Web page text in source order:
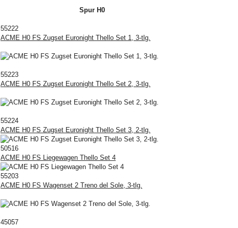
Spur H0
55222
ACME H0 FS Zugset Euronight Thello Set 1, 3-tlg.
55223
ACME H0 FS Zugset Euronight Thello Set 2, 3-tlg.
55224
ACME H0 FS Zugset Euronight Thello Set 3, 2-tlg.
50516
ACME H0 FS Liegewagen Thello Set 4
55203
ACME H0 FS Wagenset 2 Treno del Sole, 3-tlg.
45057